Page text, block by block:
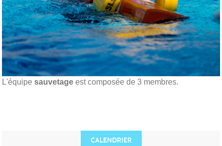
L'équipe sauvetage est composée de 3 membres.
CALENDRIER